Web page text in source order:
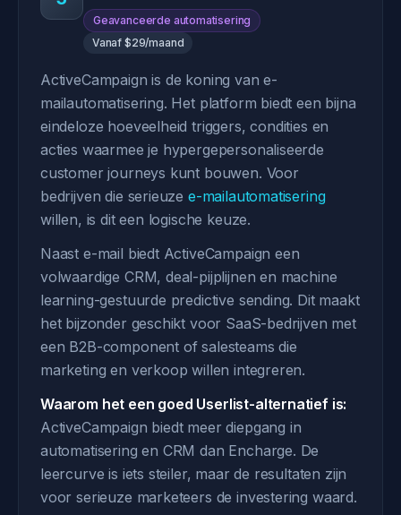
Geavanceerde automatisering
Vanaf $29/maand
ActiveCampaign is de koning van e-
mailautomatisering. Het platform biedt een bijna
eindeloze hoeveelheid triggers, condities en
acties waarmee je hypergepersonaliseerde
customer journeys kunt bouwen. Voor
bedrijven die serieuze e-mailautomatisering
willen, is dit een logische keuze.
Naast e-mail biedt ActiveCampaign een
volwaardige CRM, deal-pijplijnen en machine
learning-gestuurde predictive sending. Dit maakt
het bijzonder geschikt voor SaaS-bedrijven met
een B2B-component of salesteams die
marketing en verkoop willen integreren.
Waarom het een goed Userlist-alternatief is:
ActiveCampaign biedt meer diepgang in
automatisering en CRM dan Encharge. De
leercurve is iets steiler, maar de resultaten zijn
voor serieuze marketeers de investering waard.